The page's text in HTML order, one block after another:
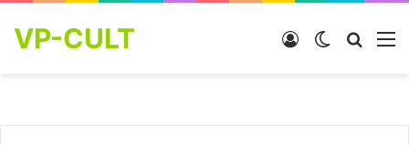
VP-CULT Switch skin
Войти